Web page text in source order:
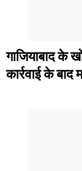
गाजियाबाद के
कार्रवाई के बाद